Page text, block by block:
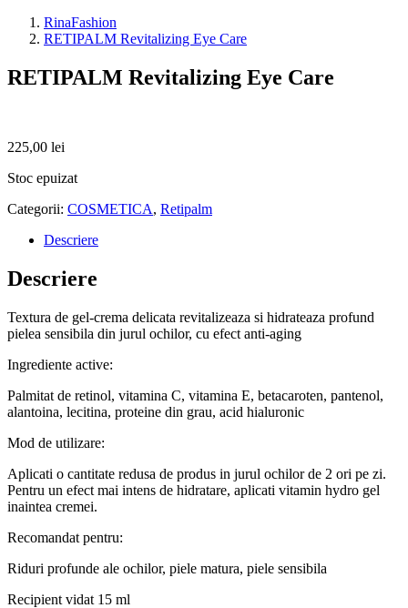
RinaFashion
RETIPALM Revitalizing Eye Care
RETIPALM Revitalizing Eye Care
225,00 lei
Stoc epuizat
Categorii: COSMETICA, Retipalm
Descriere
Descriere
Textura de gel-crema delicata revitalizeaza si hidrateaza profund
pielea sensibila din jurul ochilor, cu efect anti-aging
Ingrediente active:
Palmitat de retinol, vitamina C, vitamina E, betacaroten, pantenol,
alantoina, lecitina, proteine din grau, acid hialuronic
Mod de utilizare:
Aplicati o cantitate redusa de produs in jurul ochilor de 2 ori pe zi.
Pentru un efect mai intens de hidratare, aplicati vitamin hydro gel
inaintea cremei.
Recomandat pentru:
Riduri profunde ale ochilor, piele matura, piele sensibila
Recipient vidat 15 ml